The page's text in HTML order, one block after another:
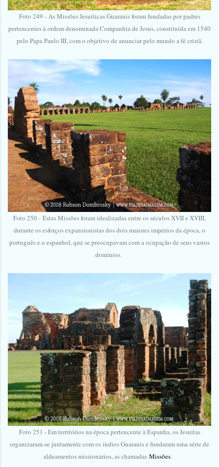
Foto 249 - As Missões Jesuíticas Guaranis foram fundadas por padres
pertencentes à ordem denominada Companhia de Jesus, constituída em 1540
pelo Papa Paulo III, com o objetivo de anunciar pelo mundo a fé cristã.
Foto 250 - Estas Missões foram idealizadas entre os séculos XVII e XVIII,
durante os esforços expansionistas dos dois maiores impérios da época, o
português e o espanhol, que se preocupavam com a ocupação de seus vastos
domínios.
Foto 251 - Em territórios na época pertencente à Espanha, os Jesuítas
organizaram-se juntamente com os índios Guaranis e fundaram uma série de
aldeamentos missionários, as chamadas Missões.